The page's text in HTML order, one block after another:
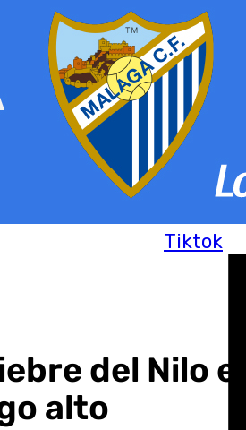
Tiktok
del Nilo
alto